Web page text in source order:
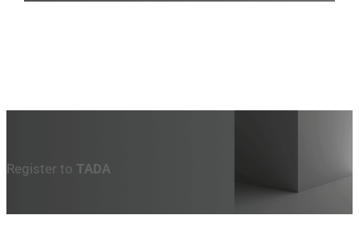
Register to TADA